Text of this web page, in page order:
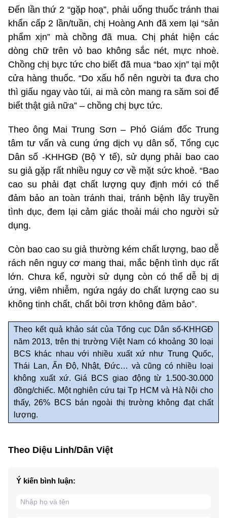
Đến lần thứ 2 “gặp hoạ”, phải uống thuốc tránh thai
khẩn cấp 2 lần/tuần, chị Hoàng Anh đã xem lại “sản
phẩm xịn” mà chồng đã mua. Chị phát hiện các
dòng chữ trên vỏ bao không sắc nét, mực nhoè.
Chồng chị bực tức cho biết đã mua “bao xịn” tại một
cửa hàng thuốc. “Do xấu hổ nên người ta đưa cho
thì giấu ngay vào túi, ai mà còn mang ra săm soi để
biết thật giả nữa” – chồng chị bực tức.
Theo ông Mai Trung Sơn – Phó Giám đốc Trung
tâm tư vấn và cung ứng dịch vụ dân số, Tổng cục
Dân số -KHHGĐ (Bộ Y tế), sử dụng phải bao cao
su giả gặp rất nhiều nguy cơ về mặt sức khoẻ. “Bao
cao su phải đạt chất lượng quy định mới có thể
đảm bảo an toàn tránh thai, tránh bệnh lây truyền
tình dục, đem lại cảm giác thoải mái cho người sử
dụng.
Còn bao cao su giả thường kém chất lượng, bao dễ
rách nên nguy cơ mang thai, mắc bệnh tình dục rất
lớn. Chưa kể, người sử dụng còn có thể dễ bị dị
ứng, viêm nhiễm, ngứa ngáy do chất lượng cao su
không tinh chất, chất bôi trơn không đảm bảo”.
Theo kết quả khảo sát của Tổng cục Dân số-KHHGĐ
năm 2013, trên thị trường Việt Nam có khoảng 30 loại
BCS khác nhau với nhiều xuất xứ như Trung Quốc,
Thái Lan, Ấn Độ, Nhật, Đức… và cũng có nhiều loại
không xuất xứ. Giá BCS giao động từ 1.500-30.000
đồng/chiếc. Một nghiên cứu tại Tp HCM và Hà Nội cho
thấy, 26% BCS bán ngoài thị trường không đạt chất
lượng.
Theo Diệu Linh/Dân Việt
Ý kiến bình luận: